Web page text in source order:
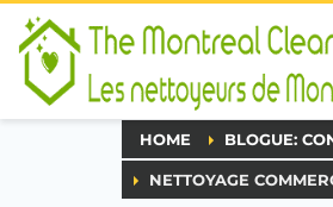
HOME BLOGUE:
NETTOYAGE